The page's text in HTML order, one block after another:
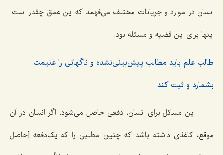
انسان در موارد و جریانات مختلف می‌فهمد که این عمق چقدر است.
اینها برای این قضیه و مسئله بود.
طالب علم باید مطالب پیش‌بینی‌نشده و ناگهانی را غنیمت
بشمارد و ثبت کند
این مسائل برای انسان، دفعی حاصل می‌شود. اگر انسان در آن
موقع، کاغذی داشته باشد که چنین مطلبی را که یک‌دفعه [حاصل